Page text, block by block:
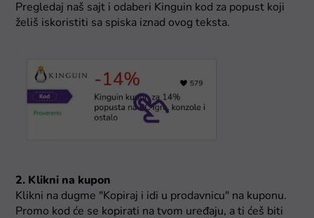
Pregledaj naš sajt i odaberi Kinguin kod za popust koji
želiš iskoristiti sa spiska iznad ovog teksta.
2. Klikni na kupon
Klikni na dugme "Kopiraj i idi u prodavnicu" na kuponu.
Promo kod će se kopirati na tvom uređaju, a ti ćeš biti